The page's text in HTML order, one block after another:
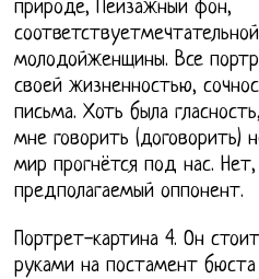
природе, Пейзажный фон,
молодойженщины. Все
своей жизненностью,
письма. Хоть была
мне говорить (договорить)
мир прогнётся под нас.
предполагаемый оппонент.
Портрет-картина 4. Он
руками на постамент